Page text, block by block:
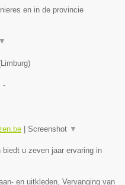
en in de provincie
▼
Limburg)
-
| Screenshot ▼
u zeven jaar ervaring in
en uitkleden, Vervanging van